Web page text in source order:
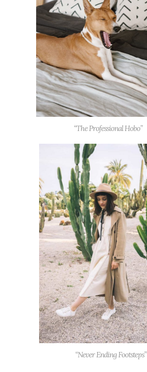
“The Professional Hobo”
“Never Ending Footsteps”